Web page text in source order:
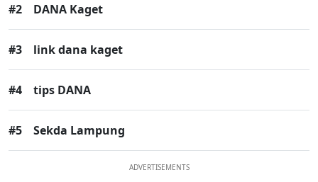
#2 DANA Kaget
#3 link dana kaget
#4 tips DANA
#5 Sekda Lampung
ADVERTISEMENTS